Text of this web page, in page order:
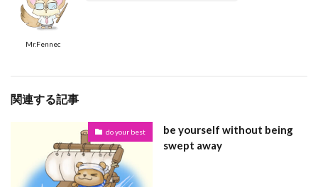
Mr.Fennec
関連する記事
do your best
be yourself without being
swept away